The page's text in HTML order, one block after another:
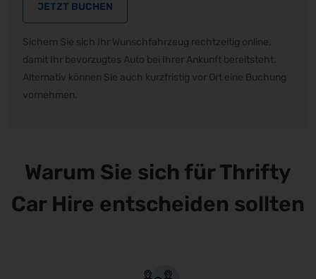
JETZT BUCHEN
Sichern Sie sich Ihr Wunschfahrzeug rechtzeitig online,
damit Ihr bevorzugtes Auto bei Ihrer Ankunft bereitsteht.
Alternativ können Sie auch kurzfristig vor Ort eine Buchung
vornehmen.
Warum Sie sich für Thrifty
Car Hire entscheiden sollten